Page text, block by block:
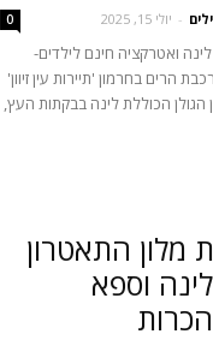
- יולי 15, 2025 0
10% הנחה על לינה ואטרקציה חינם לילדים-
הרים בחרמון 'תיירות עין זיוון'
הגולן הכוללת לינה בבקתות העץ,
התאטרון
וספא